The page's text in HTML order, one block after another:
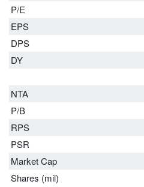
P/E
EPS
DPS
DY
NTA
P/B
RPS
PSR
Market Cap
Shares (mil)